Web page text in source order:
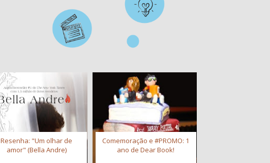
Resenha: "Um olhar de
amor" (Bella Andre)
Comemoração e #PROMO: 1
ano de Dear Book!